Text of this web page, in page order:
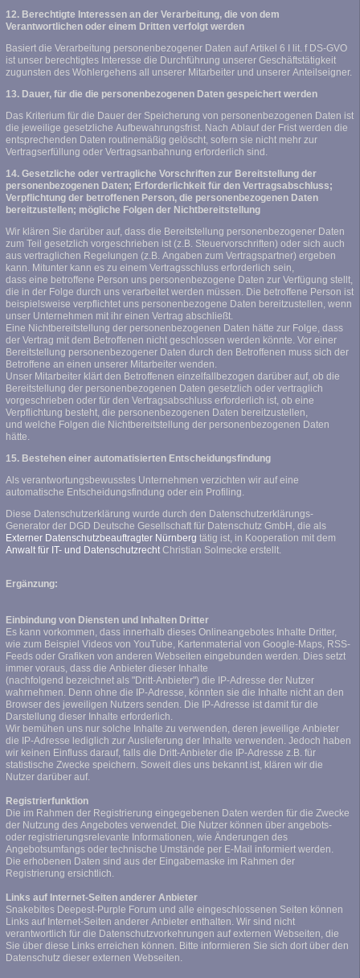
12. Berechtigte Interessen an der Verarbeitung, die von dem
Verantwortlichen oder einem Dritten verfolgt werden
Basiert die Verarbeitung personenbezogener Daten auf Artikel 6 I lit. f DS-GVO
ist unser berechtigtes Interesse die Durchführung unserer Geschäftstätigkeit
zugunsten des Wohlergehens all unserer Mitarbeiter und unserer Anteilseigner.
13. Dauer, für die die personenbezogenen Daten gespeichert werden
Das Kriterium für die Dauer der Speicherung von personenbezogenen Daten ist
die jeweilige gesetzliche Aufbewahrungsfrist. Nach Ablauf der Frist werden die
entsprechenden Daten routinemäßig gelöscht, sofern sie nicht mehr zur
Vertragserfüllung oder Vertragsanbahnung erforderlich sind.
14. Gesetzliche oder vertragliche Vorschriften zur Bereitstellung der
personenbezogenen Daten; Erforderlichkeit für den Vertragsabschluss;
Verpflichtung der betroffenen Person, die personenbezogenen Daten
bereitzustellen; mögliche Folgen der Nichtbereitstellung
Wir klären Sie darüber auf, dass die Bereitstellung personenbezogener Daten
zum Teil gesetzlich vorgeschrieben ist (z.B. Steuervorschriften) oder sich auch
aus vertraglichen Regelungen (z.B. Angaben zum Vertragspartner) ergeben
kann. Mitunter kann es zu einem Vertragsschluss erforderlich sein,
dass eine betroffene Person uns personenbezogene Daten zur Verfügung stellt,
die in der Folge durch uns verarbeitet werden müssen. Die betroffene Person ist
beispielsweise verpflichtet uns personenbezogene Daten bereitzustellen, wenn
unser Unternehmen mit ihr einen Vertrag abschließt.
Eine Nichtbereitstellung der personenbezogenen Daten hätte zur Folge, dass
der Vertrag mit dem Betroffenen nicht geschlossen werden könnte. Vor einer
Bereitstellung personenbezogener Daten durch den Betroffenen muss sich der
Betroffene an einen unserer Mitarbeiter wenden.
Unser Mitarbeiter klärt den Betroffenen einzelfallbezogen darüber auf, ob die
Bereitstellung der personenbezogenen Daten gesetzlich oder vertraglich
vorgeschrieben oder für den Vertragsabschluss erforderlich ist, ob eine
Verpflichtung besteht, die personenbezogenen Daten bereitzustellen,
und welche Folgen die Nichtbereitstellung der personenbezogenen Daten
hätte.
15. Bestehen einer automatisierten Entscheidungsfindung
Als verantwortungsbewusstes Unternehmen verzichten wir auf eine
automatische Entscheidungsfindung oder ein Profiling.
Diese Datenschutzerklärung wurde durch den Datenschutzerklärungs-
Generator der DGD Deutsche Gesellschaft für Datenschutz GmbH, die als
Externer Datenschutzbeauftragter Nürnberg tätig ist, in Kooperation mit dem
Anwalt für IT- und DatenschutzrechtChristian Solmecke erstellt.
Ergänzung:
Einbindung von Diensten und Inhalten Dritter
Es kann vorkommen, dass innerhalb dieses Onlineangebotes Inhalte Dritter,
wie zum Beispiel Videos von YouTube, Kartenmaterial von Google-Maps, RSS-
Feeds oder Grafiken von anderen Webseiten eingebunden werden. Dies setzt
immer voraus, dass die Anbieter dieser Inhalte
(nachfolgend bezeichnet als "Dritt-Anbieter") die IP-Adresse der Nutzer
wahrnehmen. Denn ohne die IP-Adresse, könnten sie die Inhalte nicht an den
Browser des jeweiligen Nutzers senden. Die IP-Adresse ist damit für die
Darstellung dieser Inhalte erforderlich.
Wir bemühen uns nur solche Inhalte zu verwenden, deren jeweilige Anbieter
die IP-Adresse lediglich zur Auslieferung der Inhalte verwenden. Jedoch haben
wir keinen Einfluss darauf, falls die Dritt-Anbieter die IP-Adresse z.B. für
statistische Zwecke speichern. Soweit dies uns bekannt ist, klären wir die
Nutzer darüber auf.
Registrierfunktion
Die im Rahmen der Registrierung eingegebenen Daten werden für die Zwecke
der Nutzung des Angebotes verwendet. Die Nutzer können über angebots-
oder registrierungsrelevante Informationen, wie Änderungen des
Angebotsumfangs oder technische Umstände per E-Mail informiert werden.
Die erhobenen Daten sind aus der Eingabemaske im Rahmen der
Registrierung ersichtlich.
Links auf Internet-Seiten anderer Anbieter
Snakebites Deepest-Purple Forum und alle eingeschlossenen Seiten können
Links auf Internet-Seiten anderer Anbieter enthalten. Wir sind nicht
verantwortlich für die Datenschutzvorkehrungen auf externen Webseiten, die
Sie über diese Links erreichen können. Bitte informieren Sie sich dort über den
Datenschutz dieser externen Webseiten.